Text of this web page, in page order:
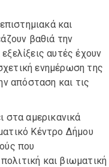
και
βαθιά την
αυτές έχουν
ενημέρωση της
απόσταση και τις
στα αμερικανικά
Κέντρο Δήμου
που
και βιωματική